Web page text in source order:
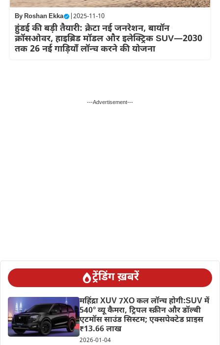
ByRoshan Ekka 2025-11-10
हुंडई की बड़ी तैयारी: क्रेटा नई जनरेशन, बायॉन
क्रॉसओवर, हाइब्रिड मॉडल और इलेक्ट्रिक SUV—2030
तक 26 नई गाड़ियाँ लॉन्च करने की योजना
---Advertisement---
ट्रेंडिंग ख़बरें
महिंद्रा XUV 7XO कल लॉन्च होगी:SUV में
540° व्यू कैमरा, ट्रिपल स्क्रीन और डॉल्बी
एटमॉस साउंड सिस्टम; एक्सपेक्टेड प्राइस
₹13.66 लाख
2026-01-04